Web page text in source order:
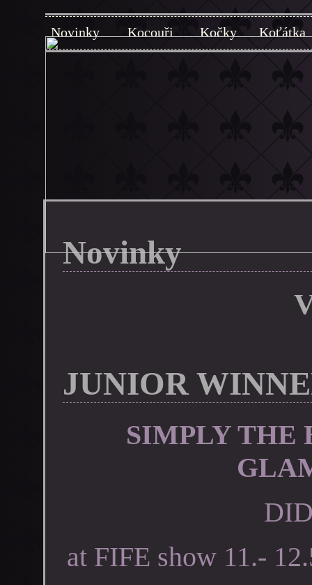
Novinky Kocouři Kočky Koťátka
Novinky
JUNIOR
SIMPLY THE
at FIFE show 11.-